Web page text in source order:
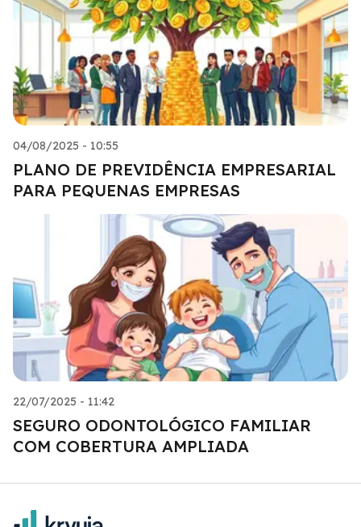
04/08/2025 - 10:55
PLANO DE PREVIDÊNCIA EMPRESARIAL
PARA PEQUENAS EMPRESAS
22/07/2025 - 11:42
SEGURO ODONTOLÓGICO FAMILIAR
COM COBERTURA AMPLIADA